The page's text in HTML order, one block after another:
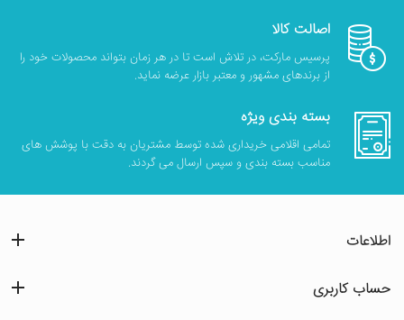
اصالت کالا
پرسیس مارکت، در تلاش است تا در هر زمان بتواند محصولات خود را
از برندهای مشهور و معتبر بازار عرضه نماید.
بسته بندی ویژه
تمامی اقلامی خریداری شده توسط مشتریان به دقت با پوشش های
مناسب بسته بندی و سپس ارسال می گردند.
اطلاعات
حساب کاربری